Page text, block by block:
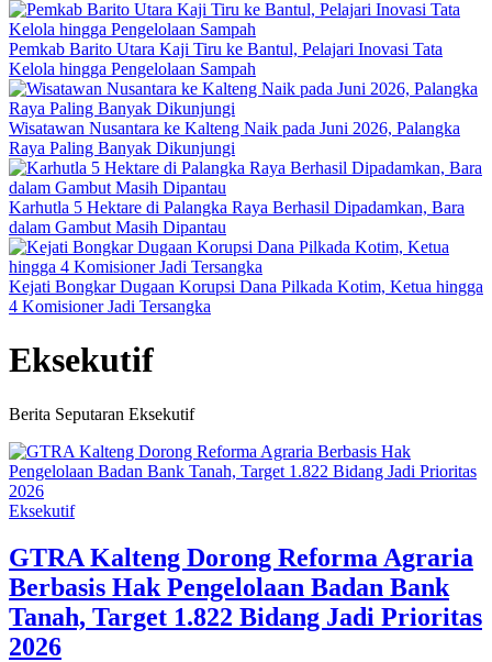
Pemkab Barito Utara Kaji Tiru ke Bantul, Pelajari Inovasi Tata
Kelola hingga Pengelolaan Sampah
Wisatawan Nusantara ke Kalteng Naik pada Juni 2026, Palangka
Raya Paling Banyak Dikunjungi
Karhutla 5 Hektare di Palangka Raya Berhasil Dipadamkan, Bara
dalam Gambut Masih Dipantau
Kejati Bongkar Dugaan Korupsi Dana Pilkada Kotim, Ketua hingga
4 Komisioner Jadi Tersangka
Eksekutif
Berita Seputaran Eksekutif
Eksekutif
GTRA Kalteng Dorong Reforma Agraria
Berbasis Hak Pengelolaan Badan Bank
Tanah, Target 1.822 Bidang Jadi Prioritas
2026